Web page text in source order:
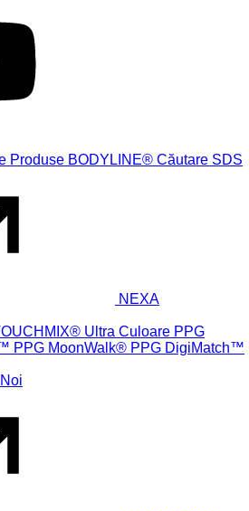
Produse BODYLINE® Căutare SDS
NEXA
Ultra Culoare PPG
PPG MoonWalk® PPG DigiMatch™